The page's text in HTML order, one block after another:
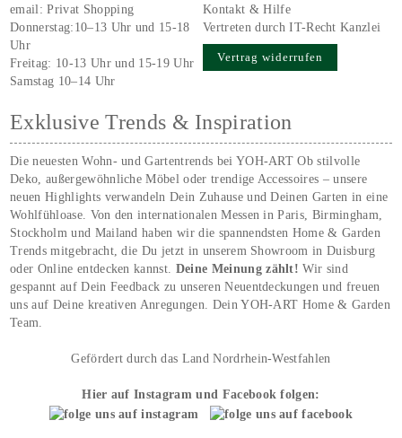
email:Privat Shopping
Donnerstag:10–13 Uhr und 15-18
Uhr
Freitag: 10-13 Uhr und 15-19 Uhr
Samstag 10–14 Uhr
Kontakt & Hilfe
Vertreten durch IT-Recht Kanzlei
Vertrag widerrufen
Exklusive Trends & Inspiration
Die neuesten Wohn- und Gartentrends bei YOH‑ART Ob stilvolle
Deko, außergewöhnliche Möbel oder trendige Accessoires – unsere
neuen Highlights verwandeln Dein Zuhause und Deinen Garten in eine
Wohlfühloase. Von den internationalen Messen in Paris, Birmingham,
Stockholm und Mailand haben wir die spannendsten Home & Garden
Trends mitgebracht, die Du jetzt in unserem Showroom in Duisburg
oder Online entdecken kannst. Deine Meinung zählt!Wir sind
gespannt auf Dein Feedback zu unseren Neuentdeckungen und freuen
uns auf Deine kreativen Anregungen. Dein YOH‑ART Home & Garden
Team.
Gefördert durch das Land Nordrhein-Westfahlen
Hier auf Instagram und Facebook folgen: